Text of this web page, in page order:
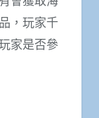
，玩家千
家是否參